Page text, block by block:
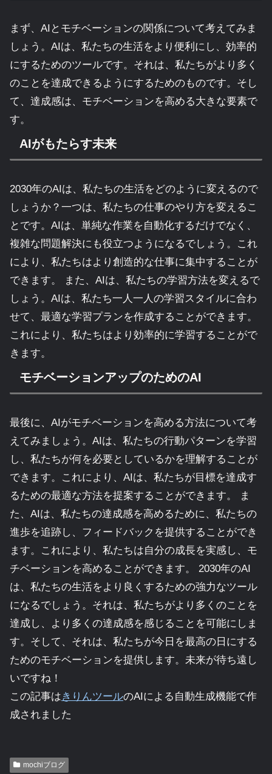
まず、AIとモチベーションの関係について考えてみま
しょう。AIは、私たちの生活をより便利にし、効率的
にするためのツールです。それは、私たちがより多く
のことを達成できるようにするためのものです。そし
て、達成感は、モチベーションを高める大きな要素で
す。
AIがもたらす未来
2030年のAIは、私たちの生活をどのように変えるので
しょうか？一つは、私たちの仕事のやり方を変えるこ
とです。AIは、単純な作業を自動化するだけでなく、
複雑な問題解決にも役立つようになるでしょう。これ
により、私たちはより創造的な仕事に集中することが
できます。 また、AIは、私たちの学習方法を変えるで
しょう。AIは、私たち一人一人の学習スタイルに合わ
せて、最適な学習プランを作成することができます。
これにより、私たちはより効率的に学習することがで
きます。
モチベーションアップのためのAI
最後に、AIがモチベーションを高める方法について考
えてみましょう。AIは、私たちの行動パターンを学習
し、私たちが何を必要としているかを理解することが
できます。これにより、AIは、私たちが目標を達成す
るための最適な方法を提案することができます。 ま
た、AIは、私たちの達成感を高めるために、私たちの
進歩を追跡し、フィードバックを提供することができ
ます。これにより、私たちは自分の成長を実感し、モ
チベーションを高めることができます。 2030年のAI
は、私たちの生活をより良くするための強力なツール
になるでしょう。それは、私たちがより多くのことを
達成し、より多くの達成感を感じることを可能にしま
す。そして、それは、私たちが今日を最高の日にする
ためのモチベーションを提供します。未来が待ち遠し
いですね！
この記事はきりんツールのAIによる自動生成機能で作
成されました
mochiブログ